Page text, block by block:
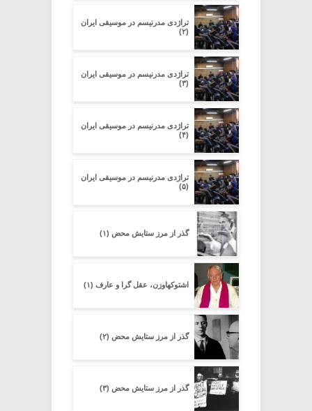
تراژدی مدرنیسم در موسیقی ایران
(۲)
تراژدی مدرنیسم در موسیقی ایران
(۳)
تراژدی مدرنیسم در موسیقی ایران
(۴)
تراژدی مدرنیسم در موسیقی ایران
(۵)
گذر از مرز ستایشِ محض (۱)
اشتوکهاوزن، عقل گرا و عارف (۱)
گذر از مرز ستایشِ محض (۲)
گذر از مرز ستایشِ محض (۳)